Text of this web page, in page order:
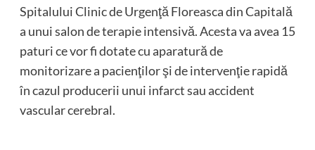
Spitalului Clinic de Urgenţă Floreasca din Capitală
a unui salon de terapie intensivă. Acesta va avea 15
paturi ce vor fi dotate cu aparatură de
monitorizare a pacienţilor şi de intervenţie rapidă
în cazul producerii unui infarct sau accident
vascular cerebral.